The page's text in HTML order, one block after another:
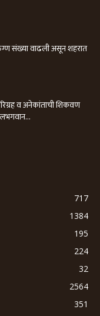
संख्या वाढली असून शहरात
व अनेकांताची शिकवण
717
1384
195
224
32
2564
351